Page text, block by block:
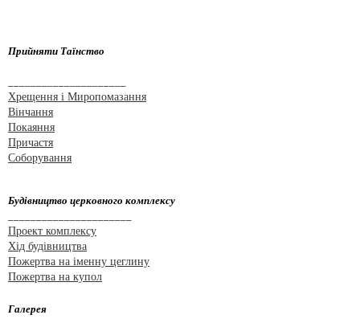
Прийняти Таїнство
Хрещення і Миропомазання
Вінчання
Покаяння
Причастя
Соборування
Будівництво церковного комплексу
Проект комплексу
Хід будівництва
Пожертва на іменну цеглину
Пожертва на купол
Галерея